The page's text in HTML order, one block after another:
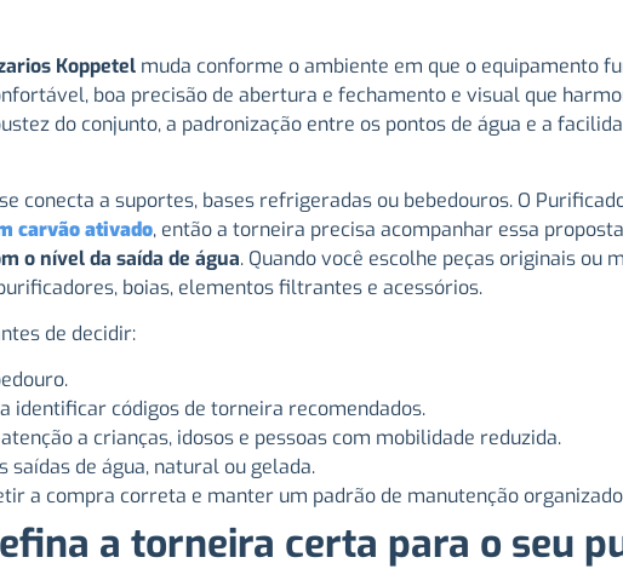
Koppetel muda conforme o ambiente em que o equipamento
boa precisão de abertura e fechamento e visual que
do conjunto, a padronização entre os pontos de água e a
conecta a suportes, bases refrigeradas ou bebedouros. O
carvão ativado, então a torneira precisa acompanhar essa
o nível da saída de água. Quando você escolhe peças originais ou
boias, elementos filtrantes e acessórios.
de decidir:
identificar códigos de torneira recomendados.
a crianças, idosos e pessoas com mobilidade reduzida.
de água, natural ou gelada.
a compra correta e manter um padrão de manutenção
a torneira certa para o seu